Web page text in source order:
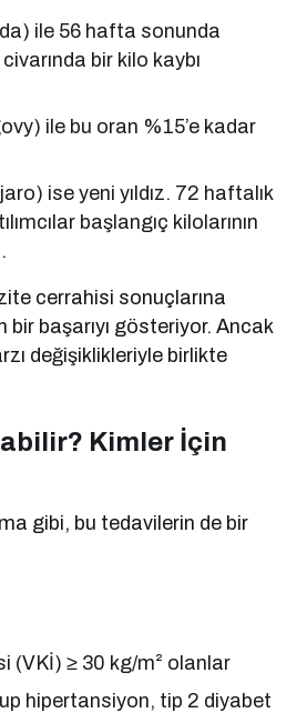
ile 56 hafta sonunda
bir kilo kaybı
ile bu oran %15’e kadar
ise yeni yıldız. 72 haftalık
başlangıç kilolarının
cerrahisi sonuçlarına
bir başarıyı gösteriyor. Ancak
değişiklikleriyle birlikte
Kimler İçin
gibi, bu tedavilerin de bir
(VKİ) ≥ 30 kg/m² olanlar
hipertansiyon, tip 2 diyabet